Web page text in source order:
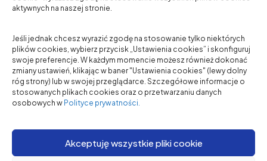
aktywnych na naszej stronie.
Jeśli jednak chcesz wyrazić zgodę na stosowanie tylko niektórych
plików cookies, wybierz przycisk „Ustawienia cookies” i skonfiguruj
swoje preferencje. W każdym momencie możesz również dokonać
zmiany ustawień, klikając w baner "Ustawienia cookies" (lewy dolny
róg strony) lub w swojej przeglądarce. Szczegółowe informacje o
stosowanych plikach cookies oraz o przetwarzaniu danych
osobowych w Polityce prywatności.
Akceptuję wszystkie pliki cookie
O NAS
USŁUGI
BRANŻE
CASE STUDY
FAQ
KONTAKT